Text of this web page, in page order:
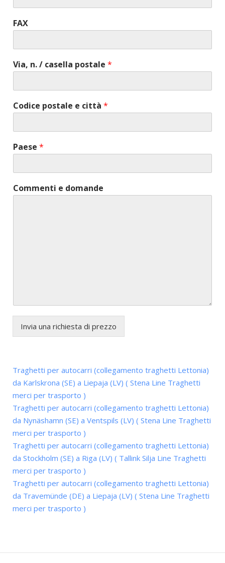
FAX
Via, n. / casella postale *
Codice postale e città *
Paese *
Commenti e domande
Invia una richiesta di prezzo
Traghetti per autocarri (collegamento traghetti Lettonia)
da Karlskrona (SE) a Liepaja (LV) ( Stena Line Traghetti
merci per trasporto )
Traghetti per autocarri (collegamento traghetti Lettonia)
da Nynäshamn (SE) a Ventspils (LV) ( Stena Line Traghetti
merci per trasporto )
Traghetti per autocarri (collegamento traghetti Lettonia)
da Stockholm (SE) a Riga (LV) ( Tallink Silja Line Traghetti
merci per trasporto )
Traghetti per autocarri (collegamento traghetti Lettonia)
da Travemünde (DE) a Liepaja (LV) ( Stena Line Traghetti
merci per trasporto )